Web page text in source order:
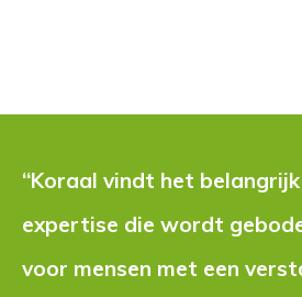
“Koraal vindt het
expertise die wordt
voor mensen met een